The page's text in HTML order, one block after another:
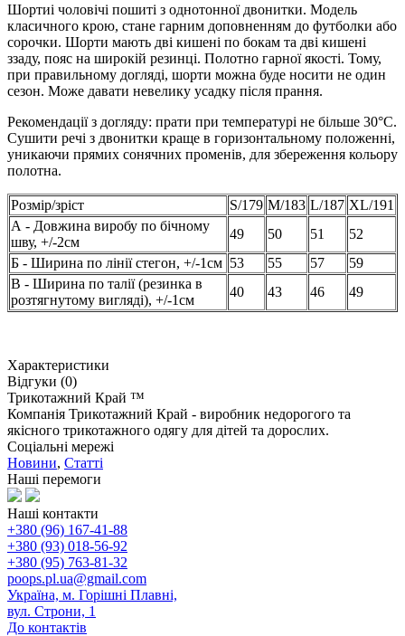
Шортиі чоловічі пошиті з однотонної двонитки. Модель
класичного крою, стане гарним доповненням до футболки або
сорочки. Шорти мають дві кишені по бокам та дві кишені
ззаду, пояс на широкій резинці. Полотно гарної якості. Тому,
при правильному догляді, шорти можна буде носити не один
сезон. Може давати невелику усадку після прання.
Рекомендації з догляду: прати при температурі не більше 30°C.
Сушити речі з двонитки краще в горизонтальному положенні,
уникаючи прямих сонячних променів, для збереження кольору
полотна.
Розмір/зріст S/179 M/183 L/187 XL/191
А - Довжина виробу по бічному
шву, +/-2см
49 50 51
52
Б - Ширина по лінії стегон, +/-1см 53 55 57
59
В - Ширина по талії (резинка в
розтягнутому вигляді), +/-1см
40 43 46 49
Характеристики
Відгуки (0)
Трикотажний Край ™
Компанія Трикотажний Край - виробник недорогого та
якісного трикотажного одягу для дітей та дорослих.
Соціальні мережі
Новини, Статті
Наші перемоги
Наші контакти
+380 (96) 167-41-88
+380 (93) 018-56-92
+380 (95) 763-81-32
poops.pl.ua@gmail.com
Україна, м. Горішні Плавні,
вул. Строни, 1
До контактів